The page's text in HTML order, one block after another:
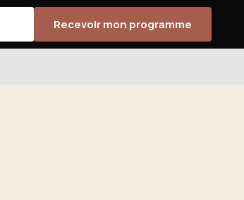
Recevoir mon programme